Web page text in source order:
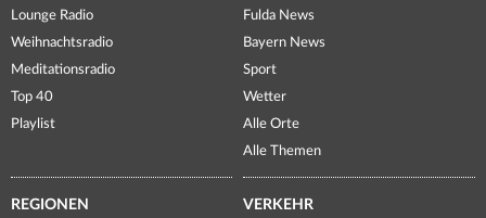
Lounge Radio
Weihnachtsradio
Meditationsradio
Top 40
Playlist
Fulda News
Bayern News
Sport
Wetter
Alle Orte
Alle Themen
REGIONEN VERKEHR